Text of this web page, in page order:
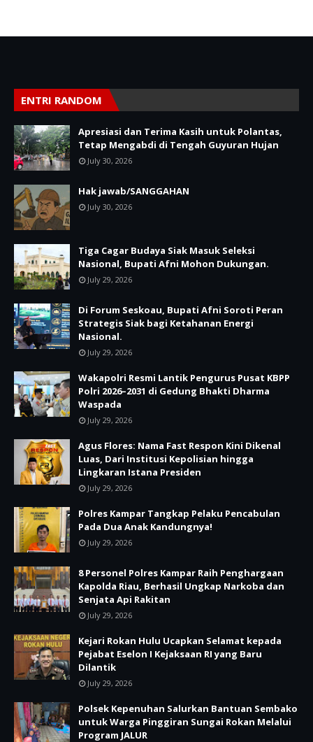
ENTRI RANDOM
Apresiasi dan Terima Kasih untuk Polantas,
Tetap Mengabdi di Tengah Guyuran Hujan
July 30, 2026
Hak jawab/SANGGAHAN
July 30, 2026
Tiga Cagar Budaya Siak Masuk Seleksi
Nasional, Bupati Afni Mohon Dukungan.
July 29, 2026
Di Forum Seskoau, Bupati Afni Soroti Peran
Strategis Siak bagi Ketahanan Energi
Nasional.
July 29, 2026
Wakapolri Resmi Lantik Pengurus Pusat KBPP
Polri 2026–2031 di Gedung Bhakti Dharma
Waspada
July 29, 2026
Agus Flores: Nama Fast Respon Kini Dikenal
Luas, Dari Institusi Kepolisian hingga
Lingkaran Istana Presiden
July 29, 2026
Polres Kampar Tangkap Pelaku Pencabulan
Pada Dua Anak Kandungnya!
July 29, 2026
8 Personel Polres Kampar Raih Penghargaan
Kapolda Riau, Berhasil Ungkap Narkoba dan
Senjata Api Rakitan
July 29, 2026
Kejari Rokan Hulu Ucapkan Selamat kepada
Pejabat Eselon I Kejaksaan RI yang Baru
Dilantik
July 29, 2026
Polsek Kepenuhan Salurkan Bantuan Sembako
untuk Warga Pinggiran Sungai Rokan Melalui
Program JALUR